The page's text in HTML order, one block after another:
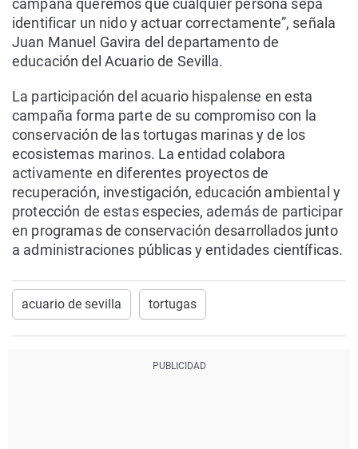
campaña queremos que cualquier persona sepa
identificar un nido y actuar correctamente”, señala
Juan Manuel Gavira del departamento de
educación del Acuario de Sevilla.
La participación del acuario hispalense en esta
campaña forma parte de su compromiso con la
conservación de las tortugas marinas y de los
ecosistemas marinos. La entidad colabora
activamente en diferentes proyectos de
recuperación, investigación, educación ambiental y
protección de estas especies, además de participar
en programas de conservación desarrollados junto
a administraciones públicas y entidades científicas.
acuario de sevilla tortugas